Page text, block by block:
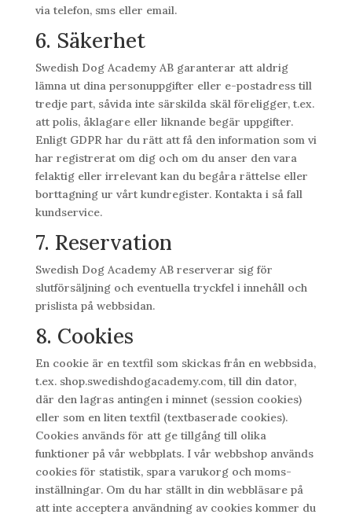
via telefon, sms eller email.
6. Säkerhet
Swedish Dog Academy AB garanterar att aldrig
lämna ut dina personuppgifter eller e-postadress till
tredje part, såvida inte särskilda skäl föreligger, t.ex.
att polis, åklagare eller liknande begär uppgifter.
Enligt GDPR har du rätt att få den information som vi
har registrerat om dig och om du anser den vara
felaktig eller irrelevant kan du begåra rättelse eller
borttagning ur vårt kundregister. Kontakta i så fall
kundservice.
7. Reservation
Swedish Dog Academy AB reserverar sig för
slutförsäljning och eventuella tryckfel i innehåll och
prislista på webbsidan.
8. Cookies
En cookie är en textfil som skickas från en webbsida,
t.ex. shop.swedishdogacademy.com, till din dator,
där den lagras antingen i minnet (session cookies)
eller som en liten textfil (textbaserade cookies).
Cookies används för att ge tillgång till olika
funktioner på vår webbplats. I vår webbshop används
cookies för statistik, spara varukorg och moms-
inställningar. Om du har ställt in din webbläsare på
att inte acceptera användning av cookies kommer du